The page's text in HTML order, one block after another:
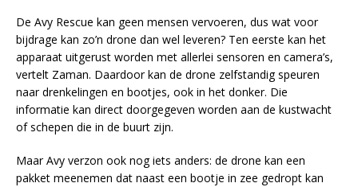
De Avy Rescue kan geen mensen vervoeren, dus wat voor
bijdrage kan zo’n drone dan wel leveren? Ten eerste kan het
apparaat uitgerust worden met allerlei sensoren en camera’s,
vertelt Zaman. Daardoor kan de drone zelfstandig speuren
naar drenkelingen en bootjes, ook in het donker. Die
informatie kan direct doorgegeven worden aan de kustwacht
of schepen die in de buurt zijn.
Maar Avy verzon ook nog iets anders: de drone kan een
pakket meenemen dat naast een bootje in zee gedropt kan